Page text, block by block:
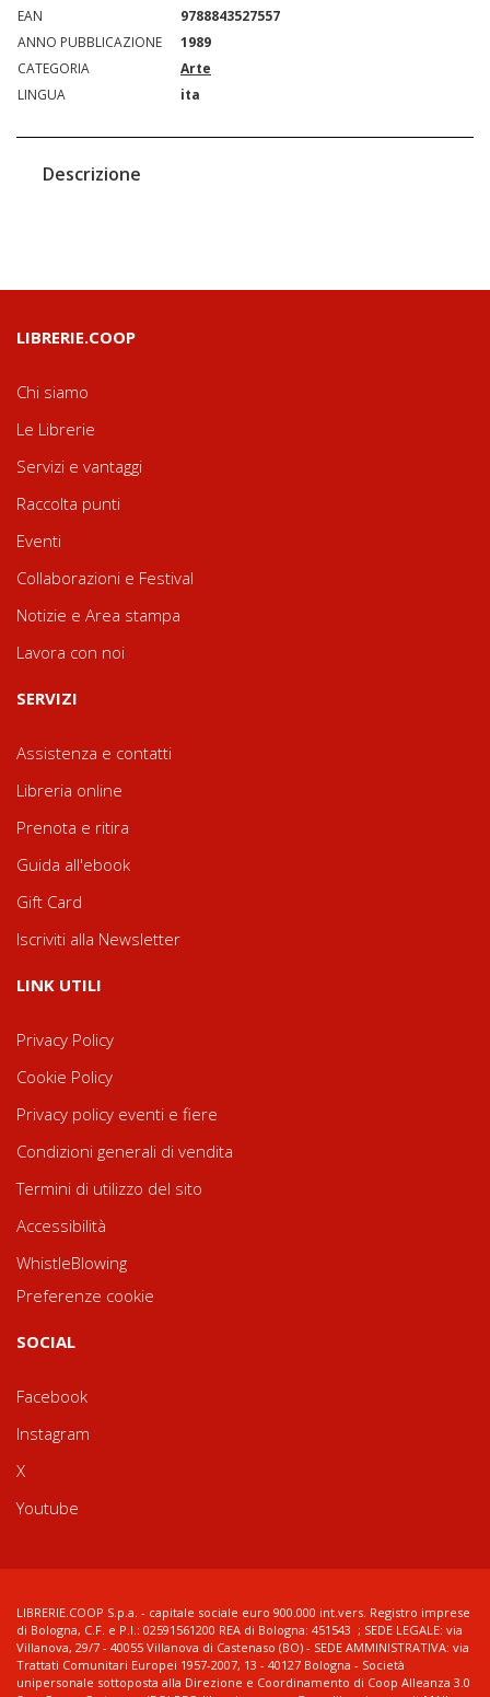
EAN
9788843527557
ANNO PUBBLICAZIONE
1989
CATEGORIA
Arte
LINGUA
ita
Descrizione
LIBRERIE.COOP
Chi siamo
Le Librerie
Servizi e vantaggi
Raccolta punti
Eventi
Collaborazioni e Festival
Notizie e Area stampa
Lavora con noi
SERVIZI
Assistenza e contatti
Libreria online
Prenota e ritira
Guida all'ebook
Gift Card
Iscriviti alla Newsletter
LINK UTILI
Privacy Policy
Cookie Policy
Privacy policy eventi e fiere
Condizioni generali di vendita
Termini di utilizzo del sito
Accessibilità
WhistleBlowing
Preferenze cookie
SOCIAL
Facebook
Instagram
X
Youtube
LIBRERIE.COOP S.p.a. - capitale sociale euro 900.000 int.vers. Registro imprese
di Bologna, C.F. e P.I.: 02591561200 REA di Bologna: 451543 ; SEDE LEGALE: via
Villanova, 29/7 - 40055 Villanova di Castenaso (BO) - SEDE AMMINISTRATIVA: via
Trattati Comunitari Europei 1957-2007, 13 - 40127 Bologna - Società
unipersonale sottoposta alla Direzione e Coordinamento di Coop Alleanza 3.0